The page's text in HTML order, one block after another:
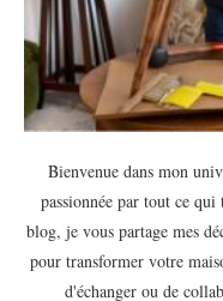
Bienvenue dans mon
passionnée par tout ce
blog, je vous partage mes
pour transformer votre
d'échanger ou de